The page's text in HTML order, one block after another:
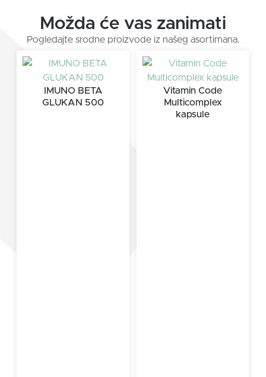
Možda će vas zanimati
Pogledajte srodne proizvode iz našeg asortimana.
IMUNO BETA
GLUKAN 500
Vitamin Code
Multicomplex
kapsule